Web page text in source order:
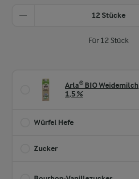
12 Stücke
Für 12 Stück
Arla® BIO Weidemilch
1,5 %
Würfel Hefe
Zucker